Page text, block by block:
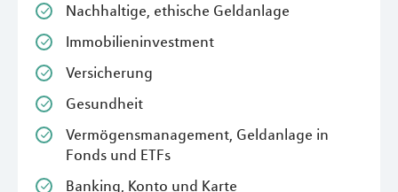
Nachhaltige, ethische Geldanlage
Immobilieninvestment
Versicherung
Gesundheit
Vermögensmanagement, Geldanlage in
Fonds und ETFs
Banking, Konto und Karte